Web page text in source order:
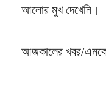
আলোর মুখ দেখেনি।
আজকালের খবর/